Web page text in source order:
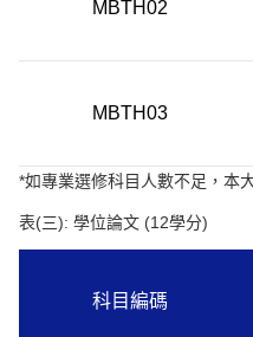
MBTH02
MBTH03
*如專業選修科目人數不足，本
表(三): 學位論文 (12學分)
科目編碼